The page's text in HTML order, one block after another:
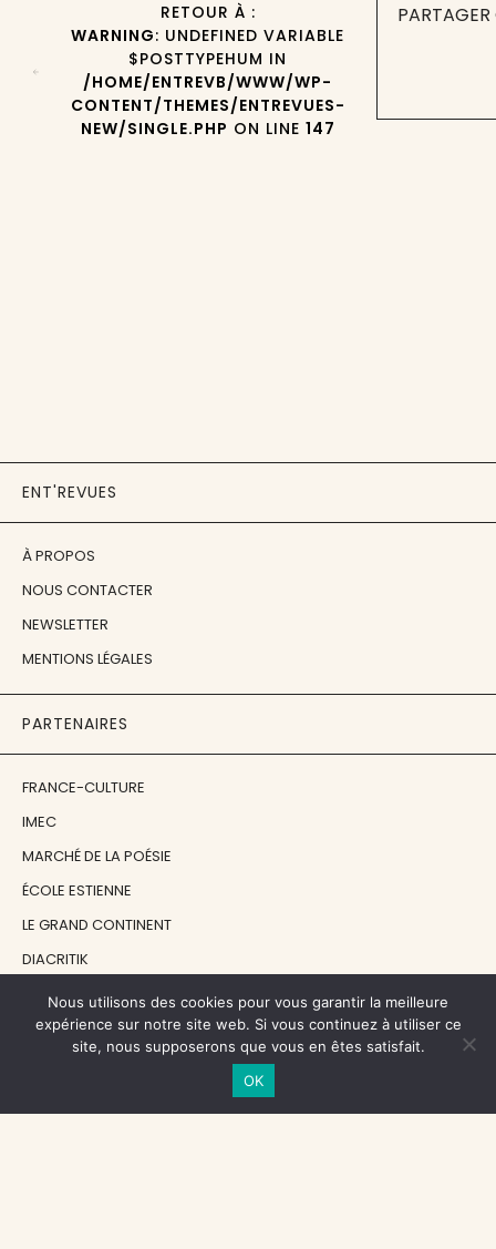
RETOUR À :
WARNING: UNDEFINED VARIABLE
$POSTTYPEHUM IN
/HOME/ENTREVB/WWW/WP-
CONTENT/THEMES/ENTREVUES-
NEW/SINGLE.PHP ON LINE 147
ENT'REVUES
À PROPOS
NOUS CONTACTER
NEWSLETTER
MENTIONS LÉGALES
PARTENAIRES
FRANCE-CULTURE
IMEC
MARCHÉ DE LA POÉSIE
ÉCOLE ESTIENNE
LE GRAND CONTINENT
DIACRITIK
EN ATTENDANT NADEAU
NOS SOUTIENS
Nous utilisons des cookies pour vous garantir la meilleure
expérience sur notre site web. Si vous continuez à utiliser ce
site, nous supposerons que vous en êtes satisfait.
OK